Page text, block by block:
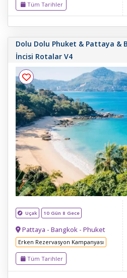
(KALKANDELEN) – ÜSKÜP-BELGRAD
Tüm Tarihler
Dolu Dolu Phuket & Pattaya &
İncisi Rotalar V4
Uçak 10 Gün 8 Gece
Pattaya - Bangkok - Phuket
Erken Rezervasyon Kampanyası
Tüm Tarihler